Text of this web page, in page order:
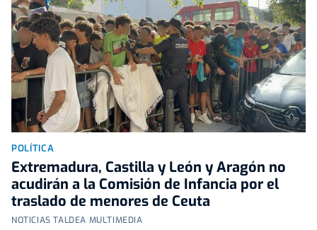
POLÍTICA
Extremadura, Castilla y León y Aragón no
acudirán a la Comisión de Infancia por el
traslado de menores de Ceuta
NOTICIAS TALDEA MULTIMEDIA